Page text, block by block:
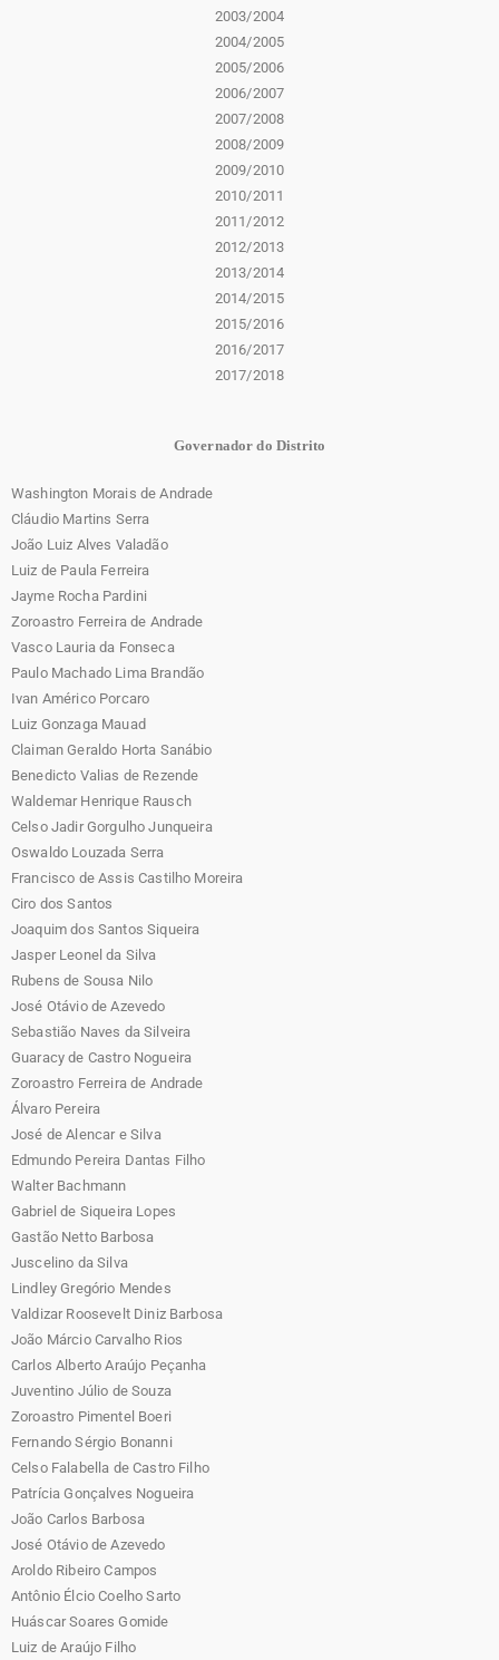
2003/2004
2004/2005
2005/2006
2006/2007
2007/2008
2008/2009
2009/2010
2010/2011
2011/2012
2012/2013
2013/2014
2014/2015
2015/2016
2016/2017
2017/2018
Governador do Distrito
Washington Morais de Andrade
Cláudio Martins Serra
João Luiz Alves Valadão
Luiz de Paula Ferreira
Jayme Rocha Pardini
Zoroastro Ferreira de Andrade
Vasco Lauria da Fonseca
Paulo Machado Lima Brandão
Ivan Américo Porcaro
Luiz Gonzaga Mauad
Claiman Geraldo Horta Sanábio
Benedicto Valias de Rezende
Waldemar Henrique Rausch
Celso Jadir Gorgulho Junqueira
Oswaldo Louzada Serra
Francisco de Assis Castilho Moreira
Ciro dos Santos
Joaquim dos Santos Siqueira
Jasper Leonel da Silva
Rubens de Sousa Nilo
José Otávio de Azevedo
Sebastião Naves da Silveira
Guaracy de Castro Nogueira
Zoroastro Ferreira de Andrade
Álvaro Pereira
José de Alencar e Silva
Edmundo Pereira Dantas Filho
Walter Bachmann
Gabriel de Siqueira Lopes
Gastão Netto Barbosa
Juscelino da Silva
Lindley Gregório Mendes
Valdizar Roosevelt Diniz Barbosa
João Márcio Carvalho Rios
Carlos Alberto Araújo Peçanha
Juventino Júlio de Souza
Zoroastro Pimentel Boeri
Fernando Sérgio Bonanni
Celso Falabella de Castro Filho
Patrícia Gonçalves Nogueira
João Carlos Barbosa
José Otávio de Azevedo
Aroldo Ribeiro Campos
Antônio Élcio Coelho Sarto
Huáscar Soares Gomide
Luiz de Araújo Filho